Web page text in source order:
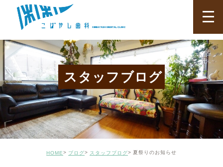
スタッフブログ
HOME ブログ スタッフブログ 夏祭りのお知らせ